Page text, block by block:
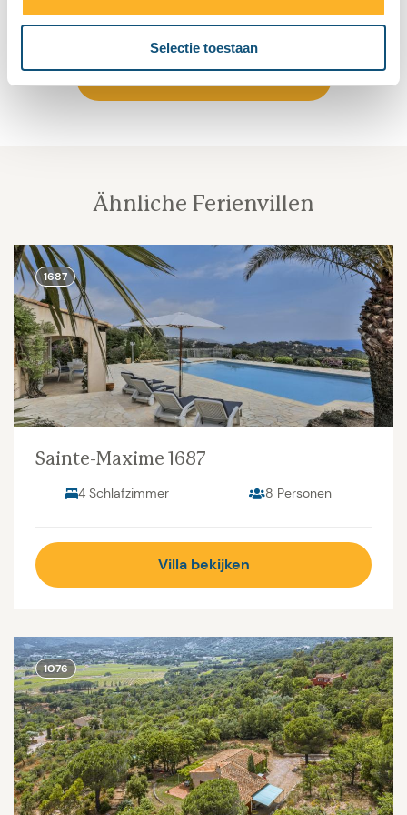
Selectie toestaan
Südfrankreich erinnern wird.
Ähnliche Ferienvillen
1687
Sainte-Maxime 1687
4 Schlafzimmer 8 Personen
Villa bekijken
1076